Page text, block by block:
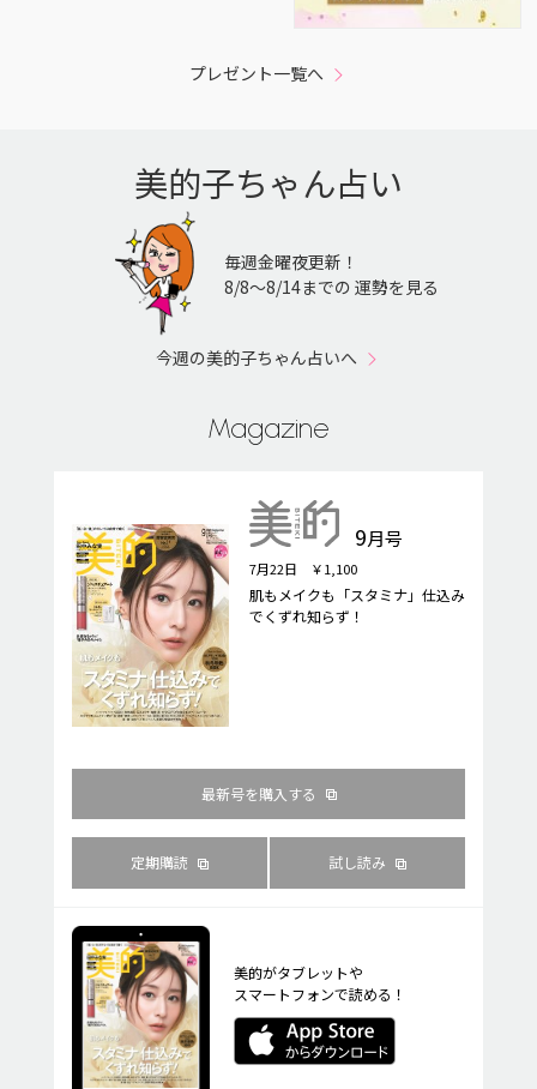
プレゼント一覧へ
美的子ちゃん占い
毎週金曜夜更新！
8/8〜8/14までの 運勢を見る
今週の美的子ちゃん占いへ
Magazine
9月号
7月22日 ￥1,100
肌もメイクも「スタミナ」仕込み
でくずれ知らず！
最新号を購入する
定期購読 試し読み
美的がタブレットや
スマートフォンで読める！